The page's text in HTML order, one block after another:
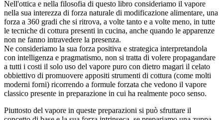
Nell'ottica e nella filosofia di questo libro consideriamo il vapore
nella sua interezza di forza naturale di modificazione alimentare, una
forza a 360 gradi che si ritrova, a volte tanto e a volte meno, in tutte
le tecniche di cottura presenti in cucina, anche quando le apparenze
non ne fanno intravedere la presenza.
Ne consideriamo la sua forza positiva e strategica interpretandola
con intelligenza e pragmatismo, non si tratta di volere propagandare
a tutti i costi il solo uso del vapore puro con dietro magari il celato
obbiettivo di promuovere appositi strumenti di cottura (come molti
moderni forni) ricorrendo a formule forzata che vedono il vapore
classico presente in preparazione in cui ha realmente poco senso.
Piuttosto del vapore in queste preparazioni si può sfruttare il